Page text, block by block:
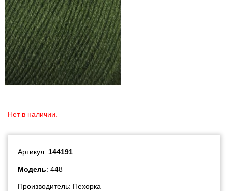
Нет в наличии.
Артикул: 144191
Модель: 448
Производитель: Пехорка